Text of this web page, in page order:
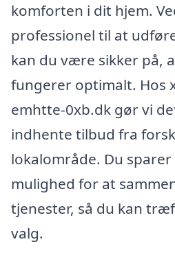
komforten i dit hjem.
professionel til at
kan du være sikker på,
fungerer optimalt. Hos
emhtte-0xb.dk gør vi
indhente tilbud fra
lokalområde. Du
mulighed for at
tjenester, så du kan
valg.